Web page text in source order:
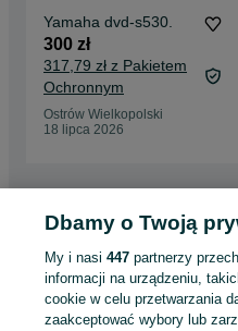
Yamaha dvd-s530.
300 zł
317,79 zł z Pakietem
Ochronnym
Ostrów Wielkopolski
18 lipca 2026
Strona główna Elektronika
Małopolskie
Wzmacniacze -
KATEGORIA
Dbamy o Twoją
My i nasi447 partnerzy
informacji na urządzeniu,
cookie w celu przetwarzania
zaakceptować wybory lub